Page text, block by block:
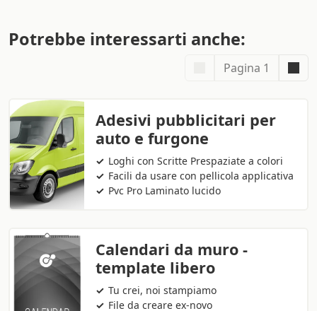
Potrebbe interessarti anche:
Pagina 1
Adesivi pubblicitari per
auto e furgone
Loghi con Scritte Prespaziate a colori
Facili da usare con pellicola applicativa
Pvc Pro Laminato lucido
Calendari da muro -
template libero
Tu crei, noi stampiamo
File da creare ex-novo